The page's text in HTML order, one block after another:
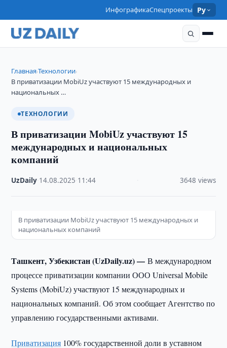
ИнфографикаСпецпроекты Ру
Главная›Технологии›
В приватизации MobiUz участвуют 15 международных и
национальных …
ТЕХНОЛОГИИ
В приватизации MobiUz участвуют 15
международных и национальных
компаний
UzDaily 14.08.2025 11:44 3648 views
В приватизации MobiUz участвуют 15 международных и
национальных компаний
Ташкент, Узбекистан (UzDaily.uz) —В международном
процессе приватизации компании ООО Universal Mobile
Systems (MobiUz) участвуют 15 международных и
национальных компаний. Об этом сообщает Агентство по
управлению государственными активами.
Приватизация 100% государственной доли в уставном